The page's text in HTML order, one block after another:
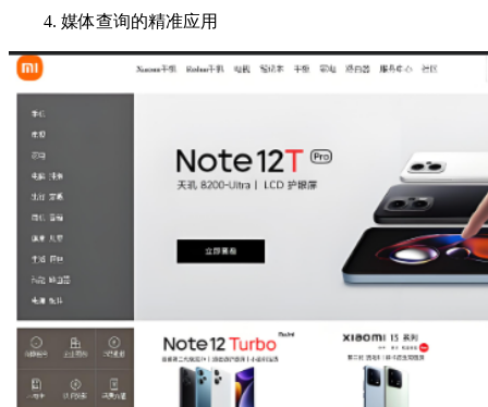
4. 媒体查询的精准应用